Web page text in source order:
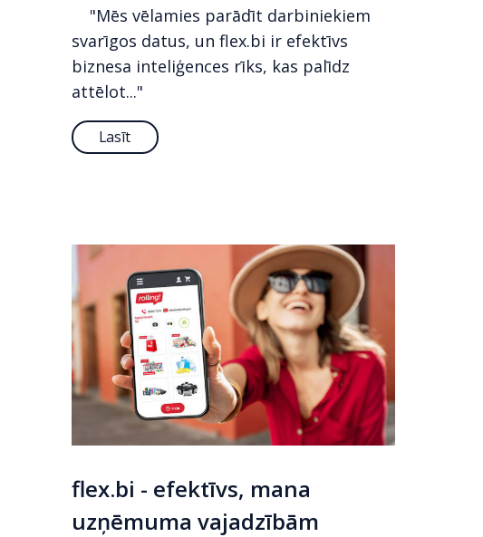
"Mēs vēlamies parādīt darbiniekiem
svarīgos datus, un flex.bi ir efektīvs
biznesa inteliģences rīks, kas palīdz
attēlot..."
Lasīt
flex.bi - efektīvs, mana
uzņēmuma vajadzībām